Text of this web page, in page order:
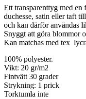
Ett transparenttyg med
duchesse, satin eller taft
och kan därför användas
Snyggt att göra blommor
Kan matchas med tex
100% polyester.
Vikt: 20 gr/m2
Fintvätt 30 grader
Strykning: 1 prick
Torktumla inte